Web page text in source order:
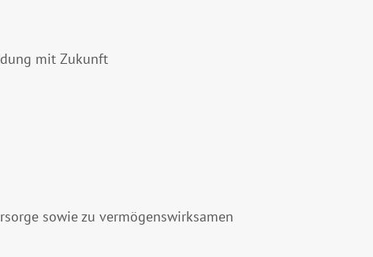
mit Zukunft
sowie zu vermögenswirksamen